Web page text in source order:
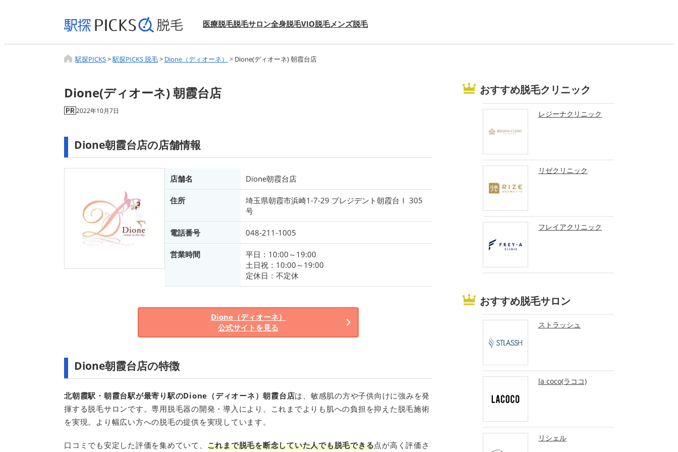
医療脱毛脱毛サロン全身脱毛VIO脱毛メンズ脱毛
駅探PICKS>駅探PICKS 脱毛> Dione（ディオーネ） > Dione(ディオーネ) 朝霞台店
Dione(ディオーネ) 朝霞台店
2022年10月7日
Dione朝霞台店の店舗情報
店舗名 Dione朝霞台店
住所
埼玉県朝霞市浜崎1-7-29 プレジデント朝霞台Ⅰ 305
号
電話番号 048-211-1005
営業時間
平日：10:00～19:00
土日祝：10:00～19:00
定休日：不定休
Dione（ディオーネ）
公式サイトを見る
Dione朝霞台店の特徴
北朝霞駅・朝霞台駅が最寄り駅のDione（ディオーネ）朝霞台店は、敏感肌の方や子供向けに強みを発
揮する脱毛サロンです。専用脱毛器の開発・導入により、これまでよりも肌への負担を抑えた脱毛施術
を実現。より幅広い方への脱毛の提供を実現しています。
口コミでも安定した評価を集めていて、 これまで脱毛を断念していた人でも脱毛できる点が高く評価さ
おすすめ脱毛クリニック
レジーナクリニック
リゼクリニック
フレイアクリニック
おすすめ脱毛サロン
ストラッシュ
la coco(ラココ)
リシェル